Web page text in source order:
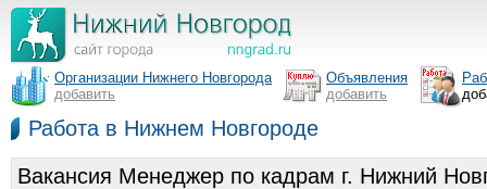
Организации Нижнего Новгорода
добавить
Объявления
добавить
Работа в Нижнем Новгороде
Вакансия Менеджер по кадрам г. Нижний